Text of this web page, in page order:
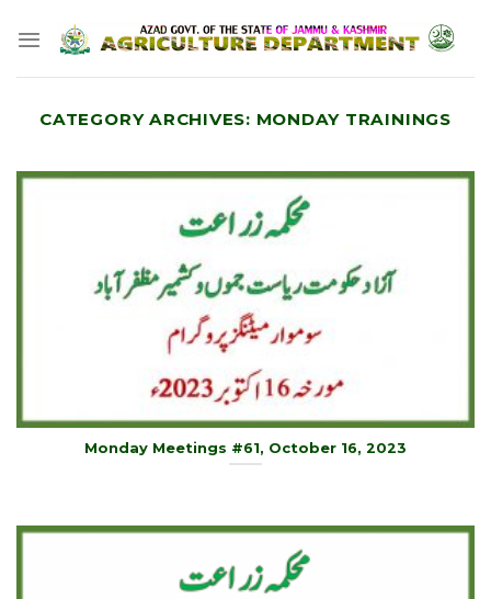
CATEGORY ARCHIVES: MONDAY TRAININGS
Monday Meetings #61, October 16, 2023